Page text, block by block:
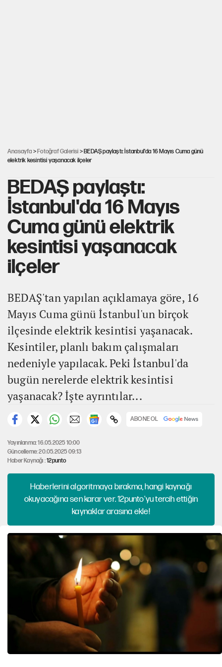
Anasayfa >Fotoğraf Galerisi > BEDAŞ paylaştı: İstanbul'da 16 Mayıs Cuma günü
elektrik kesintisi yaşanacak ilçeler
BEDAŞ paylaştı:
İstanbul'da 16 Mayıs
Cuma günü elektrik
kesintisi yaşanacak
ilçeler
BEDAŞ'tan yapılan açıklamaya göre, 16
Mayıs Cuma günü İstanbul'un birçok
ilçesinde elektrik kesintisi yaşanacak.
Kesintiler, planlı bakım çalışmaları
nedeniyle yapılacak. Peki İstanbul'da
bugün nerelerde elektrik kesintisi
yaşanacak? İşte ayrıntılar...
ABONE OL
Yayınlanma: 16.05.2025 10:00
Güncelleme: 20.05.2025 09:13
Haber Kaynağı :12punto
Haberlerini algoritmaya bırakma, hangi kaynağı
okuyacağına sen karar ver. 12punto'yu tercih ettiğin
kaynaklar arasına ekle!